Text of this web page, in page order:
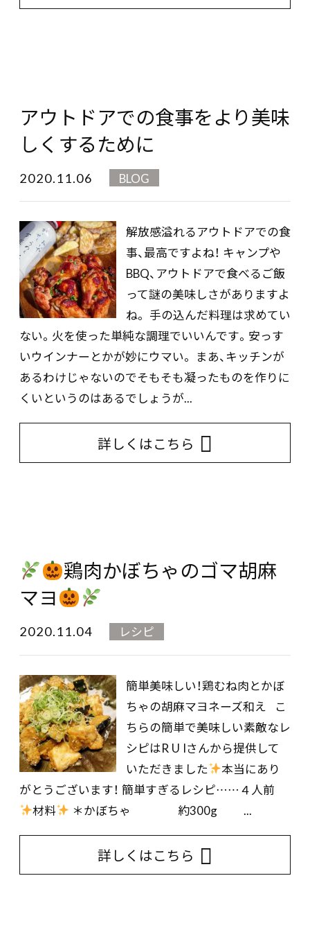
アウトドアでの食事をより美味
しくするために
2020.11.06 BLOG
解放感溢れるアウトドアでの食
事、最高ですよね！ キャンプや
BBQ、アウトドアで食べるご飯
って謎の美味しさがありますよ
ね。 手の込んだ料理は求めてい
ない。火を使った単純な調理でいいんです。安っす
いウインナーとかが妙にウマい。 まあ、キッチンが
あるわけじゃないのでそもそも凝ったものを作りに
くいというのはあるでしょうが...
詳しくはこちら
鶏肉かぼちゃのゴマ胡麻
マヨ
2020.11.04 レシピ
簡単美味しい！鶏むね肉とかぼ
ちゃの胡麻マヨネーズ和え こ
ちらの簡単で美味しい素敵なレ
シピはR U Iさんから提供して
いただきました
本当にあり
がとうございます！ 簡単すぎるレシピ……４人前
材料
＊かぼちゃ 約300g ...
詳しくはこちら